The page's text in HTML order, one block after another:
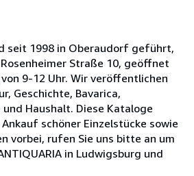
seit 1998 in Oberaudorf geführt,
Straße 10, geöffnet
9-12 Uhr. Wir veröffentlichen
Geschichte, Bavarica,
Haushalt. Diese Kataloge
schöner Einzelstücke sowie
vorbei, rufen Sie uns bitte an um
in Ludwigsburg und